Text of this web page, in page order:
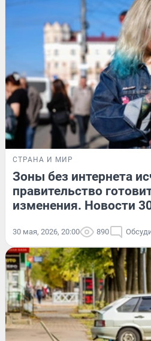
СТРАНА И МИР
Зоны без интернета
правительство
изменения. Новости
30 мая, 2026, 20:00 890